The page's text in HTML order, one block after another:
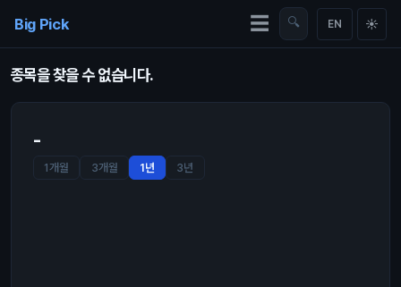
Big Pick ☰ 🔍 EN ☀
종목을 찾을 수 없습니다.
-
1개월 3개월 1년 3년